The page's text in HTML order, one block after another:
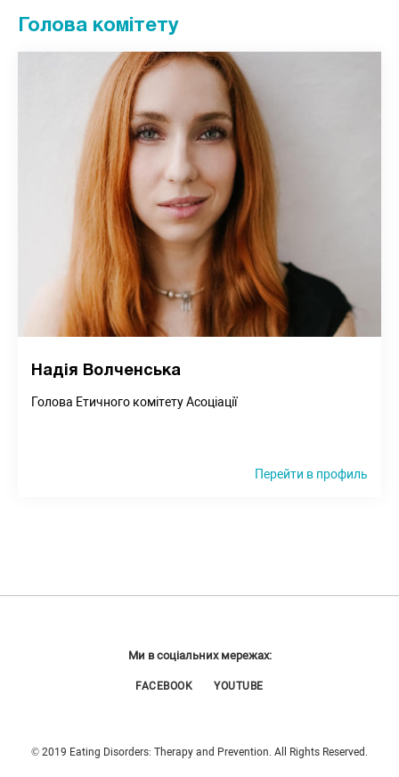
Голова комітету
Надія Волченська
Голова Етичного комітету Асоціації
Перейти в профиль
Ми в соціальних мережах:
FACEBOOK YOUTUBE
© 2019 Eating Disorders: Therapy and Prevention. All Rights Reserved.